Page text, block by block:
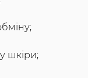
шкіри;